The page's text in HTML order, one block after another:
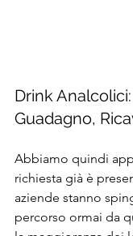
Drink
Guadagno,
Abbiamo quindi
richiesta già è
aziende stanno
percorso ormai da